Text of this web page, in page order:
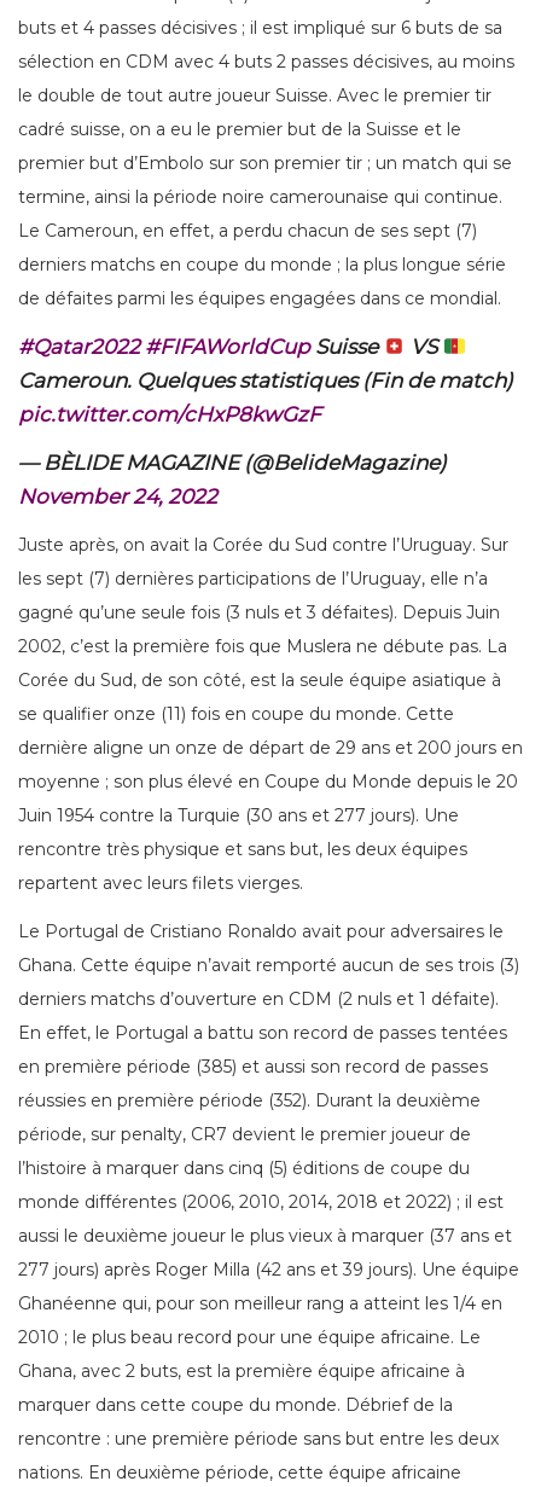
buts et 4 passes décisives ; il est impliqué sur 6 buts de sa
sélection en CDM avec 4 buts 2 passes décisives, au moins
le double de tout autre joueur Suisse. Avec le premier tir
cadré suisse, on a eu le premier but de la Suisse et le
premier but d’Embolo sur son premier tir ; un match qui se
termine, ainsi la période noire camerounaise qui continue.
Le Cameroun, en effet, a perdu chacun de ses sept (7)
derniers matchs en coupe du monde ; la plus longue série
de défaites parmi les équipes engagées dans ce mondial.
#Qatar2022 #FIFAWorldCupSuisse
VS
Cameroun. Quelques statistiques (Fin de match)
pic.twitter.com/cHxP8kwGzF
— BÈLIDE MAGAZINE (@BelideMagazine)
November 24, 2022
Juste après, on avait la Corée du Sud contre l’Uruguay. Sur
les sept (7) dernières participations de l’Uruguay, elle n’a
gagné qu’une seule fois (3 nuls et 3 défaites). Depuis Juin
2002, c’est la première fois que Muslera ne débute pas. La
Corée du Sud, de son côté, est la seule équipe asiatique à
se qualifier onze (11) fois en coupe du monde. Cette
dernière aligne un onze de départ de 29 ans et 200 jours en
moyenne ; son plus élevé en Coupe du Monde depuis le 20
Juin 1954 contre la Turquie (30 ans et 277 jours). Une
rencontre très physique et sans but, les deux équipes
repartent avec leurs filets vierges.
Le Portugal de Cristiano Ronaldo avait pour adversaires le
Ghana. Cette équipe n’avait remporté aucun de ses trois (3)
derniers matchs d’ouverture en CDM (2 nuls et 1 défaite).
En effet, le Portugal a battu son record de passes tentées
en première période (385) et aussi son record de passes
réussies en première période (352). Durant la deuxième
période, sur penalty, CR7 devient le premier joueur de
l’histoire à marquer dans cinq (5) éditions de coupe du
monde différentes (2006, 2010, 2014, 2018 et 2022) ; il est
aussi le deuxième joueur le plus vieux à marquer (37 ans et
277 jours) après Roger Milla (42 ans et 39 jours). Une équipe
Ghanéenne qui, pour son meilleur rang a atteint les 1/4 en
2010 ; le plus beau record pour une équipe africaine. Le
Ghana, avec 2 buts, est la première équipe africaine à
marquer dans cette coupe du monde. Débrief de la
rencontre : une première période sans but entre les deux
nations. En deuxième période, cette équipe africaine